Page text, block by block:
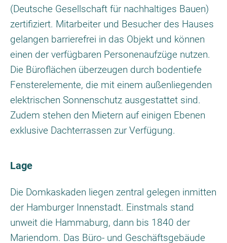
(Deutsche Gesellschaft für nachhaltiges Bauen)
zertifiziert. Mitarbeiter und Besucher des Hauses
gelangen barrierefrei in das Objekt und können
einen der verfügbaren Personenaufzüge nutzen.
Die Büroflächen überzeugen durch bodentiefe
Fensterelemente, die mit einem außenliegenden
elektrischen Sonnenschutz ausgestattet sind.
Zudem stehen den Mietern auf einigen Ebenen
exklusive Dachterrassen zur Verfügung.
Lage
Die Domkaskaden liegen zentral gelegen inmitten
der Hamburger Innenstadt. Einstmals stand
unweit die Hammaburg, dann bis 1840 der
Mariendom. Das Büro- und Geschäftsgebäude